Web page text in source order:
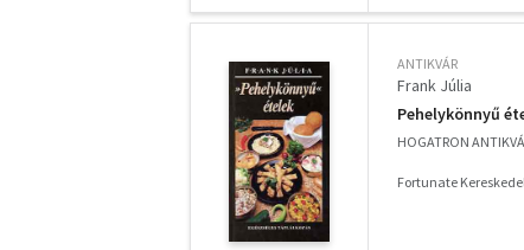
ANTIKVÁR
Frank Júlia
Pehelykönnyű
HOGATRON
Fortunate